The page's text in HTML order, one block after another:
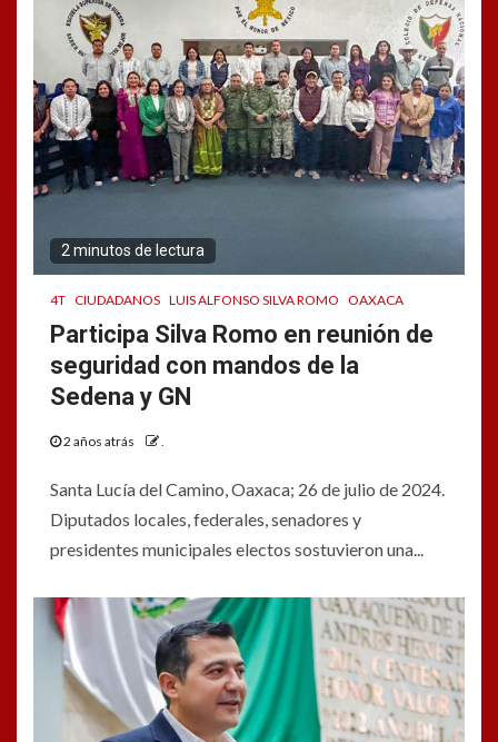
2 minutos de lectura
4T CIUDADANOS LUIS ALFONSO SILVA ROMO OAXACA
Participa Silva Romo en reunión de
seguridad con mandos de la
Sedena y GN
2 años atrás .
Santa Lucía del Camino, Oaxaca; 26 de julio de 2024.
Diputados locales, federales, senadores y
presidentes municipales electos sostuvieron una...